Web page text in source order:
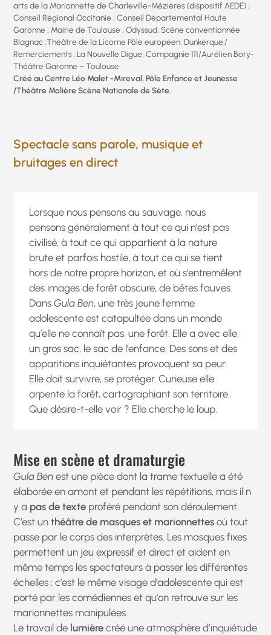
arts de la Marionnette de Charleville-Mézières (dispositif AEDE) ;
Conseil Régional Occitanie ; Conseil Départemental Haute
Garonne ; Mairie de Toulouse ; Odyssud, Scène conventionnée
Blagnac ;Théâtre de la Licorne Pôle européen, Dunkerque./
Remerciements : La Nouvelle Digue, Compagnie 111/Aurélien Bory-
Théâtre Garonne – Toulouse
Créé au Centre Léo Malet -Mireval, Pôle Enfance et Jeunesse
/Théâtre Molière Scène Nationale de Sète.
Spectacle sans parole, musique et
bruitages en direct
Lorsque nous pensons au sauvage, nous
pensons généralement à tout ce qui n’est pas
civilisé, à tout ce qui appartient à la nature
brute et parfois hostile, à tout ce qui se tient
hors de notre propre horizon, et où s’entremêlent
des images de forêt obscure, de bêtes fauves.
Dans Gula Ben, une très jeune femme
adolescente est catapultée dans un monde
qu’elle ne connaît pas, une forêt. Elle a avec elle,
un gros sac, le sac de l’enfance. Des sons et des
apparitions inquiétantes provoquent sa peur.
Elle doit survivre, se protéger. Curieuse elle
arpente la forêt, cartographiant son territoire.
Que désire-t-elle voir ? Elle cherche le loup.
Mise en scène et dramaturgie
Gula Ben est une pièce dont la trame textuelle a été
élaborée en amont et pendant les répétitions, mais il n
y a pas de texte proféré pendant son déroulement.
C’est unthéâtre de masques et marionnettesoù tout
passe par le corps des interprètes. Les masques fixes
permettent un jeu expressif et direct et aident en
même temps les spectateurs à passer les différentes
échelles : c’est le même visage d’adolescente qui est
porté par les comédiennes et qu’on retrouve sur les
marionnettes manipulées.
Le travail de lumière créé une atmosphère d’inquiétude